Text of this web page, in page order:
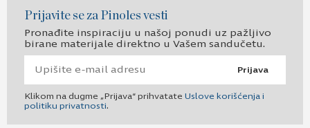
Prijavite se za Pinoles vesti
Pronađite inspiraciju u našoj ponudi uz pažljivo
birane materijale direktno u Vašem sandučetu.
Prijava
Klikom na dugme „Prijava“ prihvatate Uslove korišćenja i
politiku privatnosti.